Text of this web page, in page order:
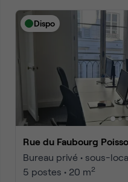
Dispo
Rue du Faubourg
Bureau privé • sous-
5 postes • 20 m2